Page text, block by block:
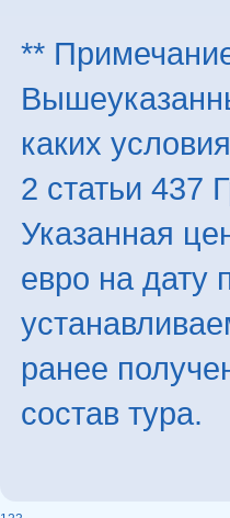
**
каких
2 статьи 437
Указанная
евро на дату
ранее
состав тура.